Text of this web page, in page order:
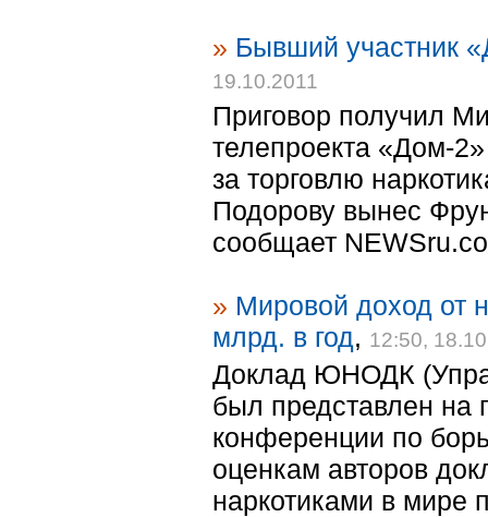
» Бывший участник
19.10.2011
Приговор получил
телепроекта «Дом-
за торговлю
Подорову вынес
сообщает
» Мировой доход от
млрд. в год, 12:50,
Доклад ЮНОДК
был представлен на
конференции по
оценкам авторов
наркотиками в мире